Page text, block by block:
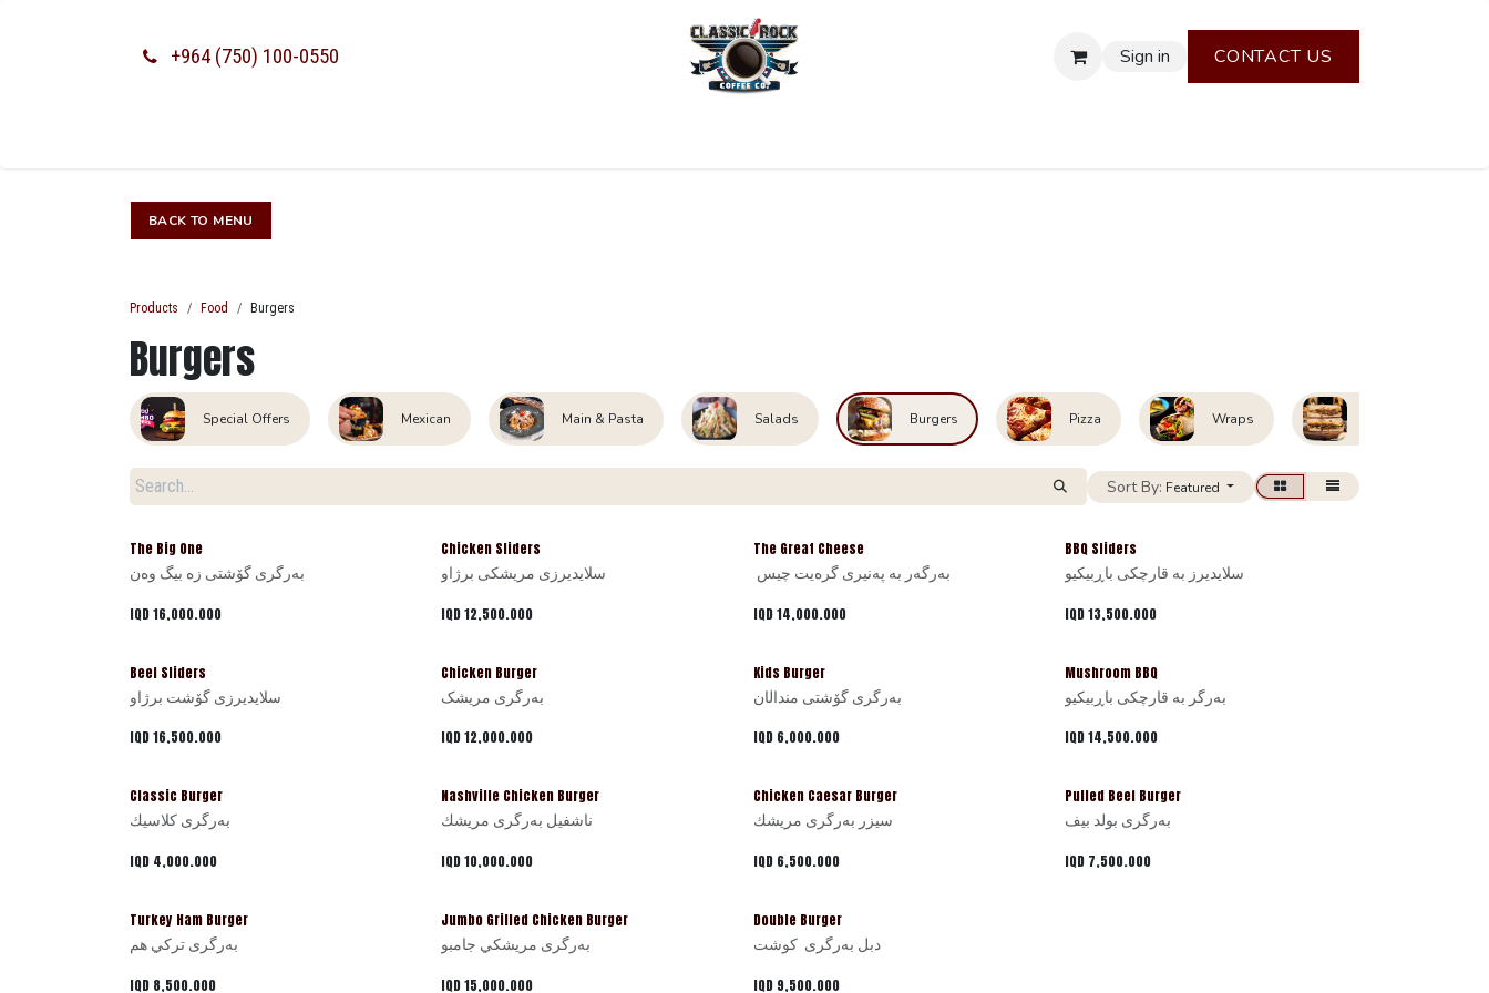
+964 (750) 100-0550 Sign in CONTACT US
BACK TO M​​​​ENU​​​​
Products Food Burgers
Burgers
Special Offers Mexican Main & Pasta Salads Burgers Pizza Wraps
Sort By: Featured
The Big One
بەرگری گۆشتی زە بیگ وەن
IQD16,000.000
Chicken Sliders
سلایدیرزی مریشکی برژاو
IQD12,500.000
The Great Cheese
بەرگەر بە پەنیری گرەیت چیس
IQD14,000.000
BBQ Sliders
سلایدیرز بە قارچکی باڕبیکیو
IQD13,500.000
Beef Sliders
سلایدیرزی گۆشت برژاو
IQD16,500.000
Chicken Burger
بەرگری مریشک
IQD12,000.000
Kids Burger
بەرگری گۆشتی منداڵان
IQD 6,000.000
Mushroom BBQ
بەرگر بە قارچکی باڕبیکیو
IQD14,500.000
Classic Burger
بەرگری كلاسيك
IQD 4,000.000
Nashville Chicken Burger
ناشفيل بەرگری مريشك
IQD10,000.000
Chicken Caesar Burger
سيزر بەرگری مريشك
IQD 6,500.000
Pulled Beef Burger
بەرگری بولد بيف
IQD 7,500.000
Turkey Ham Burger
بەرگری تركي هم
IQD 8,500.000
Jumbo Grilled Chicken Burger
بەرگری مريشكي جامبو
IQD15,000.000
Double Burger
دبل بەرگری كوشت
IQD 9,500.000